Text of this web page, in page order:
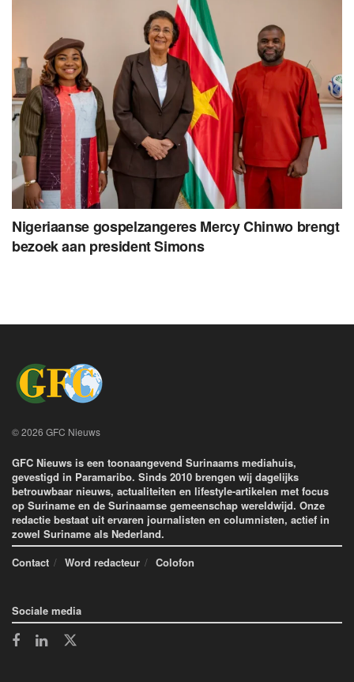
Nigeriaanse gospelzangeres Mercy Chinwo brengt
bezoek aan president Simons
© 2026 GFC Nieuws
GFC Nieuws is een toonaangevend Surinaams mediahuis,
gevestigd in Paramaribo. Sinds 2010 brengen wij dagelijks
betrouwbaar nieuws, actualiteiten en lifestyle-artikelen met focus
op Suriname en de Surinaamse gemeenschap wereldwijd. Onze
redactie bestaat uit ervaren journalisten en columnisten, actief in
zowel Suriname als Nederland.
Contact
Word redacteur Colofon
Sociale media